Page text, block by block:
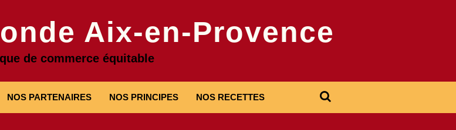
Aix-en-Provence
de commerce équitable
NOS PARTENAIRES NOS PRINCIPES NOS RECETTES